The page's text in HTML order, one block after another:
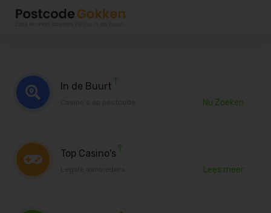
In de Buurt
Nu Zoeken
Top Casino's
Lees meer